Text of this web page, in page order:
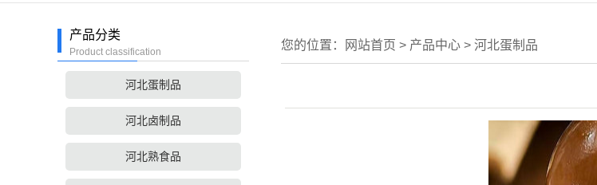
产品分类
Product classification
河北蛋制品
河北卤制品
河北熟食品
您的位置： 网站首页 > 产品中心 > 河北蛋制品